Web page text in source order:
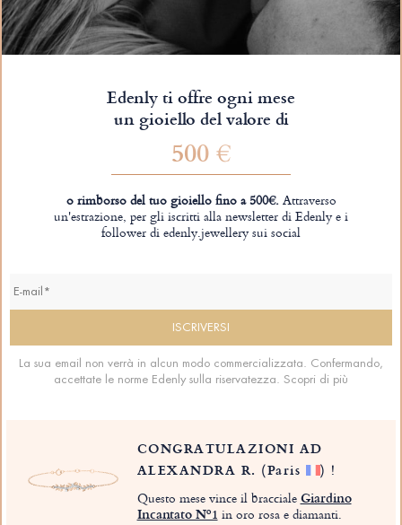
Edenly ti offre ogni mese
un gioiello del valore di
500 €
o rimborso del tuo gioiello fino a 500€.Attraverso
un'estrazione, per gli iscritti alla newsletter di Edenly e i
follower di edenly.jewellery sui social
La sua email non verrà in alcun modo commercializzata. Confermando,
accettate le norme Edenly sulla riservatezza. Scopri di più
CONGRATULAZIONI AD
ALEXANDRA R. (Paris ) !
Questo mese vince il braccialeGiardino
Incantato Nº1 in oro rosa e diamanti.